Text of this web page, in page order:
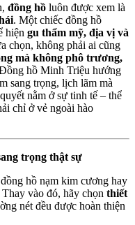
đồng hồ luôn được xem là
. Một chiếc đồng hồ
hiện gu thẩm mỹ, địa vị và
chọn, không phải ai cũng
mà không phô trương,
hồ Minh Triệu hướng
sang trọng, lịch lãm mà
nằm ở sự tinh tế – thể
chỉ ở vẻ ngoài hào
trọng thật sự
hồ nạm kim cương hay
vào đó, hãy chọn thiết
nét đều được hoàn thiện